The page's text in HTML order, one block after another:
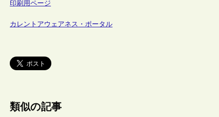
印刷用ページ
カレントアウェアネス・ポータル
類似の記事